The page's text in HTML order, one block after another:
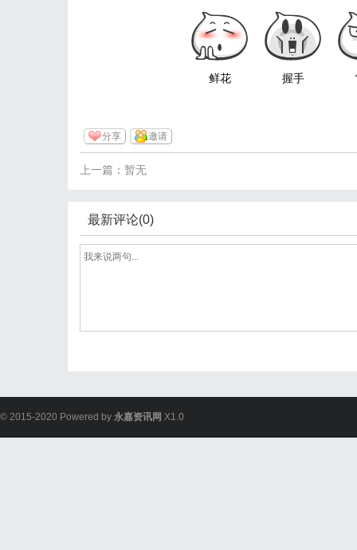
鲜花 握手
分享 邀请
上一篇：暂无
最新评论(0)
© 2015-2020 Powered by 永嘉资讯网 X1.0